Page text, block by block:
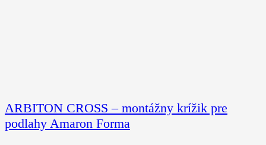
ARBITON CROSS – montážny krížik pre
podlahy Amaron Forma